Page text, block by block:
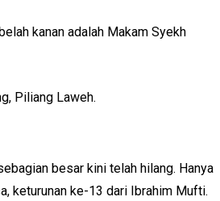
kanan adalah Makam Syekh
Piliang Laweh.
besar kini telah hilang. Hanya
keturunan ke-13 dari Ibrahim Mufti.